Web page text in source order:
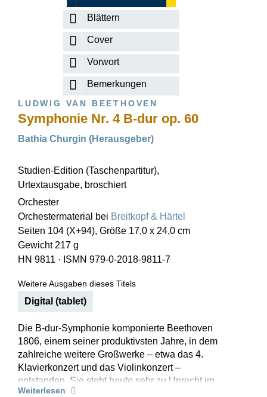
Blättern
Cover
Vorwort
Bemerkungen
LUDWIG VAN BEETHOVEN
Symphonie Nr. 4 B-dur op. 60
Bathia Churgin (Herausgeber)
Studien-Edition (Taschenpartitur),
Urtextausgabe, broschiert
Orchester
Orchestermaterial bei Breitkopf & Härtel
Seiten 104 (X+94), Größe 17,0 x 24,0 cm
Gewicht 217 g
HN 9811 · ISMN 979-0-2018-9811-7
Weitere Ausgaben dieses Titels
Digital (tablet)
Die B-dur-Symphonie komponierte Beethoven
1806, einem seiner produktivsten Jahre, in dem
zahlreiche weitere Großwerke – etwa das 4.
Klavierkonzert und das Violinkonzert –
entstanden. Sie steht heute sehr zu Unrecht im
Schatten ihrer berühmten Nachbarn, der „Eroica“
Weiterlesen